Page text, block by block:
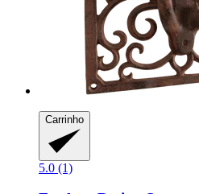
Carrinho
5.0 (1)